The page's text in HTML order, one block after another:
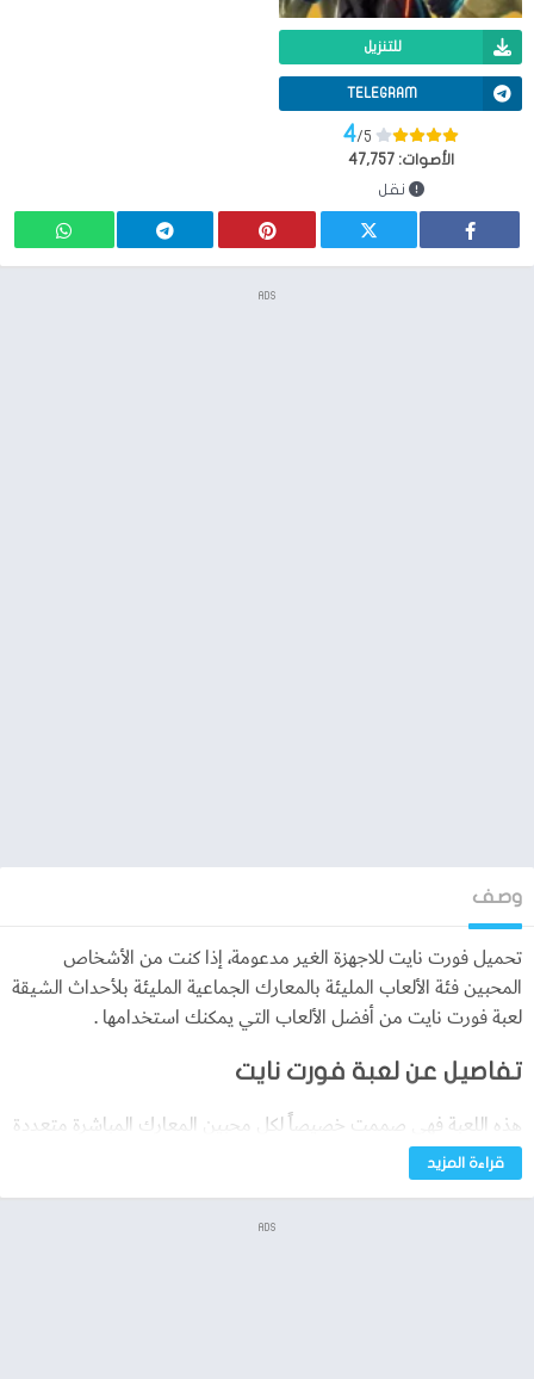
للتنزيل
TELEGRAM
4/5
الأصوات:47,757
نقل
ADS
وصف
تحميل فورت نايت للاجهزة الغير مدعومة، إذا كنت من الأشخاص
المحبين فئة الألعاب المليئة بالمعارك الجماعية المليئة بلأحداث الشيقة
لعبة فورت نايت من أفضل الألعاب التي يمكنك استخدامها .
تفاصيل عن لعبة فورت نايت
هذه اللعبة فهي صممت خصيصاً لكل محبين المعارك المباشرة متعددة
من هذه اللعبة المحاربة من أجل الحفاظ على الحياة والبقاء وتكون
قراءة المزيد
ADS